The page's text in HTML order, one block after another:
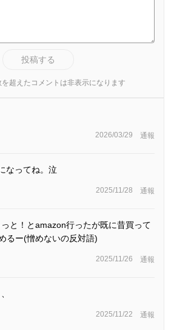
投稿する
超えたコメントは非表示になります
2026/03/29 通報
なってね。泣
2025/11/28 通報
と！とamazon行ったが既に昔買って
るー(憎めないの反対語)
2025/11/26 通報
2025/11/22 通報